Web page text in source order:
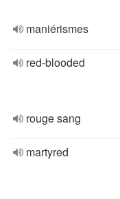
maniérismes
red-blooded
rouge sang
martyred